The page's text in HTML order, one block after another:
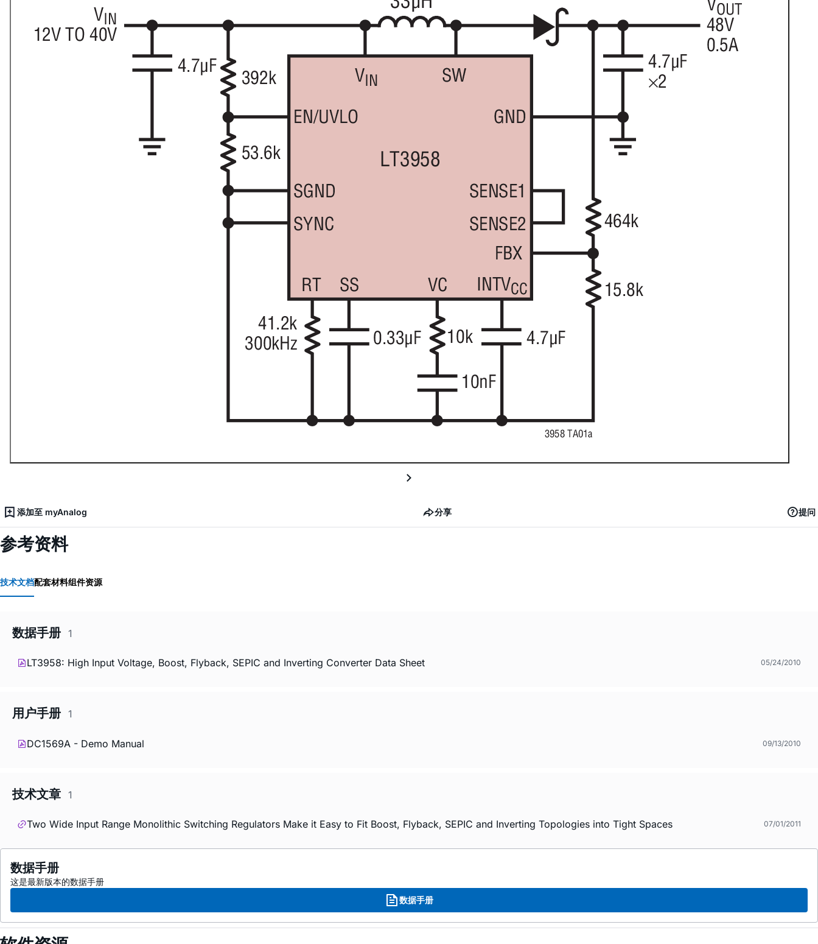
添加至 myAnalog 分享 提问
参考资料
技术文档配套材料组件资源
数据手册 1
LT3958: High Input Voltage, Boost, Flyback, SEPIC and Inverting Converter Data Sheet 05/24/2010
用户手册 1
DC1569A - Demo Manual 09/13/2010
技术文章 1
Two Wide Input Range Monolithic Switching Regulators Make it Easy to Fit Boost, Flyback, SEPIC and Inverting Topologies into Tight Spaces 07/01/2011
数据手册
这是最新版本的数据手册
数据手册